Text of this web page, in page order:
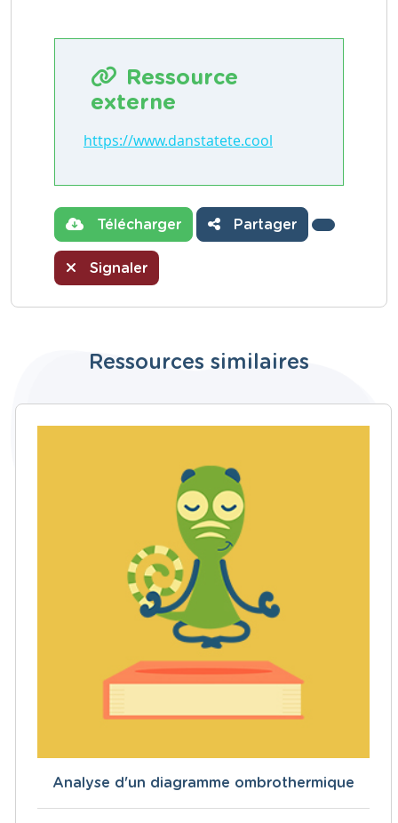
Ressource
externe
https://www.danstatete.cool
Télécharger Partager
Signaler
Ressources similaires
Analyse d'un diagramme ombrothermique